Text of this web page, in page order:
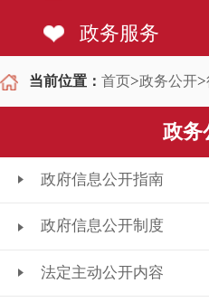
政务服务
当前位置： 首页>政务公开>
政务
政府信息公开指南
政府信息公开制度
法定主动公开内容